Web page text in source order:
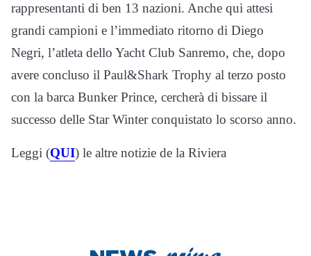
rappresentanti di ben 13 nazioni. Anche qui attesi
grandi campioni e l’immediato ritorno di Diego
Negri, l’atleta dello Yacht Club Sanremo, che, dopo
avere concluso il Paul&Shark Trophy al terzo posto
con la barca Bunker Prince, cercherà di bissare il
successo delle Star Winter conquistato lo scorso anno.
Leggi (QUI) le altre notizie de la Riviera